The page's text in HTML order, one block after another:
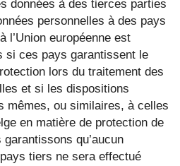
données à des tierces parties
personnelles à des pays
l’Union européenne est
si ces pays garantissent le
lors du traitement des
et si les dispositions
mêmes, ou similaires, à celles
en matière de protection de
qu’aucun
tiers ne sera effectué